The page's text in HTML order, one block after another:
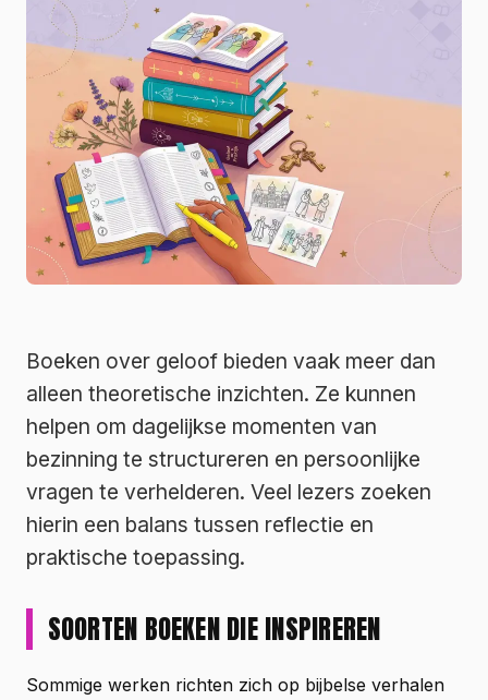
Boeken over geloof bieden vaak meer dan
alleen theoretische inzichten. Ze kunnen
helpen om dagelijkse momenten van
bezinning te structureren en persoonlijke
vragen te verhelderen. Veel lezers zoeken
hierin een balans tussen reflectie en
praktische toepassing.
SOORTEN BOEKEN DIE INSPIREREN
Sommige werken richten zich op bijbelse verhalen